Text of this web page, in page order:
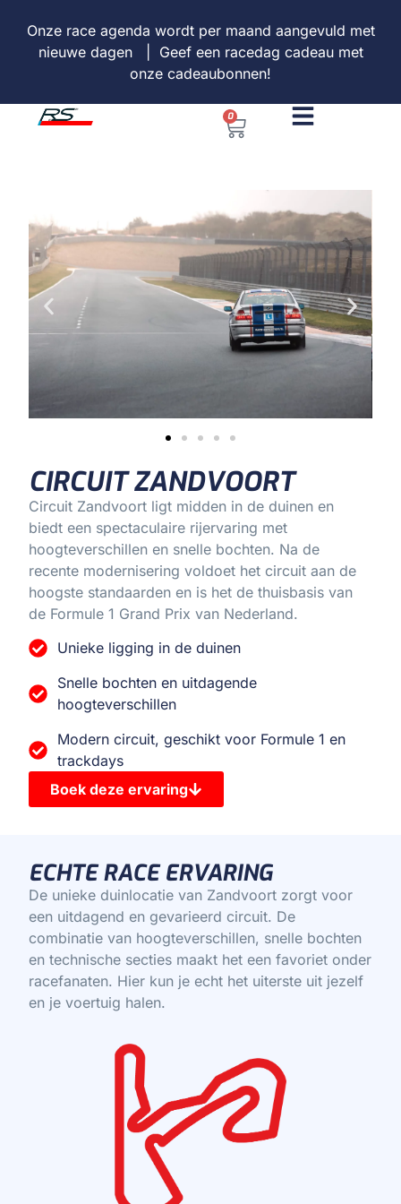
Onze race agenda wordt per maand aangevuld met
nieuwe dagen | Geef een racedag cadeau met
onze cadeaubonnen!
0
CIRCUIT ZANDVOORT
Circuit Zandvoort ligt midden in de duinen en
biedt een spectaculaire rijervaring met
hoogteverschillen en snelle bochten. Na de
recente modernisering voldoet het circuit aan de
hoogste standaarden en is het de thuisbasis van
de Formule 1 Grand Prix van Nederland.
Unieke ligging in de duinen
Snelle bochten en uitdagende
hoogteverschillen
Modern circuit, geschikt voor Formule 1 en
trackdays
Boek deze ervaring
ECHTE RACE ERVARING
De unieke duinlocatie van Zandvoort zorgt voor
een uitdagend en gevarieerd circuit. De
combinatie van hoogteverschillen, snelle bochten
en technische secties maakt het een favoriet onder
racefanaten. Hier kun je echt het uiterste uit jezelf
en je voertuig halen.